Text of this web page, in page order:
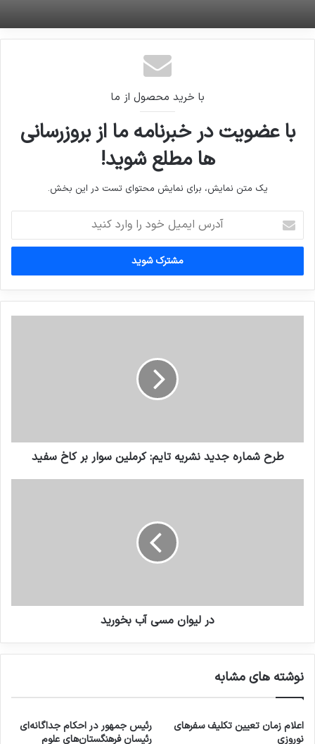
با خرید محصول از ما
با عضویت در خبرنامه ما از بروزرسانی
ها مطلع شوید!
یک متن نمایش، برای نمایش محتوای تست در این بخش.
ایمیل
خود
وارد
کنید
طرح شماره جدید نشریه تایم: کرملین سوار بر کاخ سفید
در لیوان مسی آب بخورید
نوشته های مشابه
اعلام زمان تعیین تکلیف سفرهای
نوروزی
رئیس جمهور در احکام جداگانه‌ای
رئیسان فرهنگستان‌های علوم